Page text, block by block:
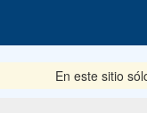
En este sitio sólo se